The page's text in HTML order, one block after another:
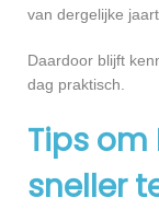
van dergelijke
Daardoor blijft
dag praktisch.
Tips om
sneller